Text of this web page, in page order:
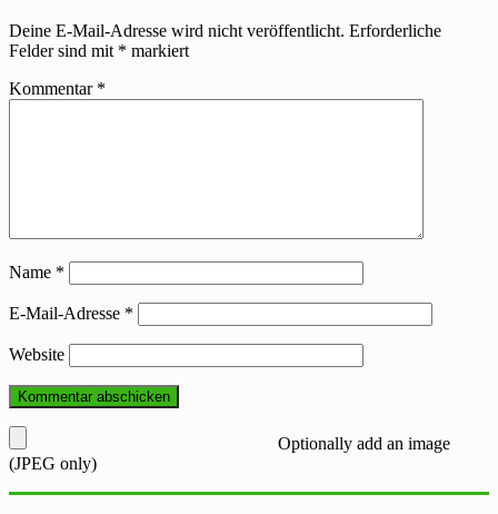
Deine E-Mail-Adresse wird nicht veröffentlicht. Erforderliche
Felder sind mit * markiert
Kommentar *
Name *
E-Mail-Adresse *
Website
Optionally add an image
(JPEG only)